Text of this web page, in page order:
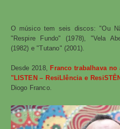
O músico tem seis discos: "Ou
"Respire Fundo" (1978), "Vela
(1982) e "Tutano" (2001).
Desde 2018, Franco trabalhava
"LISTEN – ResiLIência e
Diogo Franco.